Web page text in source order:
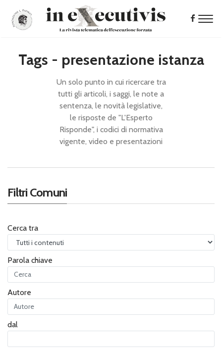
Tags - presentazione istanza
Un solo punto in cui ricercare tra
tutti gli articoli, i saggi, le note a
sentenza, le novità legislative,
le risposte de "L'Esperto
Risponde", i codici di normativa
vigente, video e presentazioni
Filtri Comuni
Cerca tra
Parola chiave
Autore
dal